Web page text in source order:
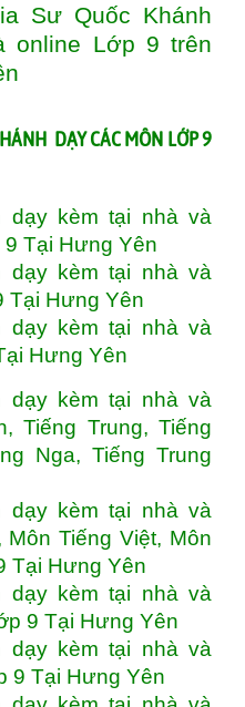
Sư Quốc Khánh
online Lớp 9 trên
DẠY CÁC MÔN LỚP 9
dạy kèm tại nhà và
Tại Hưng Yên
dạy kèm tại nhà và
Tại Hưng Yên
dạy kèm tại nhà và
Hưng Yên
dạy kèm tại nhà và
Tiếng Trung, Tiếng
Nga, Tiếng Trung
dạy kèm tại nhà và
Tiếng Việt, Môn
Tại Hưng Yên
dạy kèm tại nhà và
9 Tại Hưng Yên
dạy kèm tại nhà và
9 Tại Hưng Yên